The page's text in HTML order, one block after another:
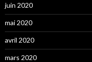
juin 2020
mai 2020
avril 2020
mars 2020